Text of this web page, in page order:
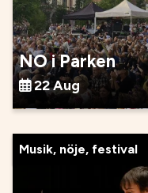
NO i Parken
22 Aug
Musik, nöje, festival